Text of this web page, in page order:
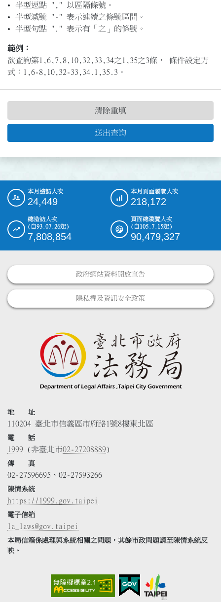
半型逗點 "," 以區隔條號。
半型減號 "-" 表示連續之條號區間。
半型句點 "." 表示有「之」的條號。
範例：
欲查詢第1,6,7,8,10,32,33,34之1,35之3條， 條件設定方
式：1,6-8,10,32-33,34.1,35.3。
送出查詢
清除重填
::: 本月造訪人次
24,449
本月頁面瀏覽人次
218,172
總造訪人次
(自93.07.26起)
7,808,854
頁面總瀏覽人次
(自105.7.15起)
90,479,327
政府網站資料開放宣告
隱私權及資訊安全政策
地 址
110204 臺北市信義區市府路1號8樓東北區
電 話
1999 (非臺北市02-27208889)
傳 真
02-27596695、02-27593266
陳情系統
https://1999.gov.taipei
電子信箱
la_laws@gov.taipei
本局信箱係處理與系統相關之問題，其餘市政問題請至陳情系統反
映。